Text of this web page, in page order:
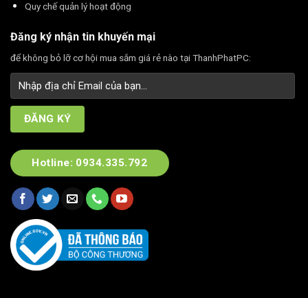
Quy chế quản lý hoạt động
Đăng ký nhận tin khuyến mại
để không bỏ lỡ cơ hội mua sắm giá rẻ nào tại ThanhPhatPC:
Hotline: 0934.335.792